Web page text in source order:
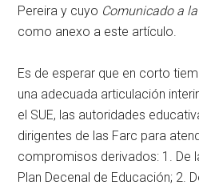
Pereira y cuyo Comunicado a
como anexo a este artículo.
Es de esperar que en corto
una adecuada articulación
el SUE, las autoridades
dirigentes de las Farc para
compromisos derivados: 1. De
Plan Decenal de Educación; 2.